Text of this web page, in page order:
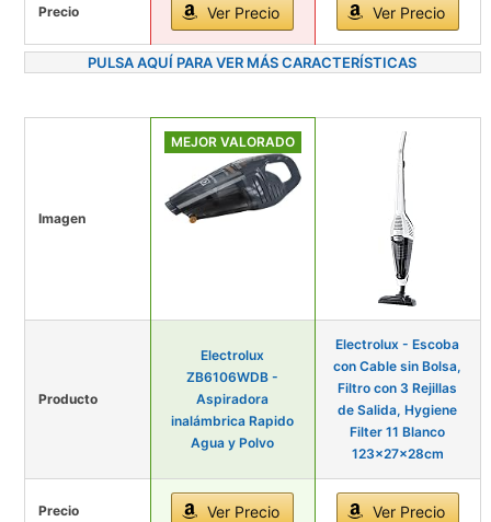
Precio Ver Precio Ver Precio
PULSA AQUÍ PARA VER MÁS CARACTERÍSTICAS
Imagen
MEJOR VALORADO
Producto
Electrolux
ZB6106WDB -
Aspiradora
inalámbrica Rapido
Agua y Polvo
Electrolux - Escoba
con Cable sin Bolsa,
Filtro con 3 Rejillas
de Salida, Hygiene
Filter 11 Blanco
123x27x28cm
Precio Ver Precio Ver Precio